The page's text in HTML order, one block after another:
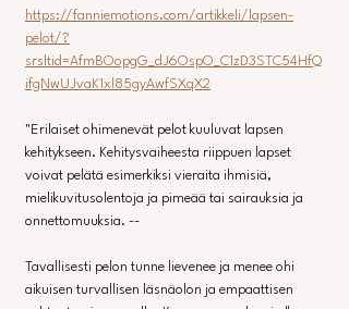
https://fanniemotions.com/artikkeli/lapsen-
pelot/?
srsltid=AfmBOopgG_dJ6OspO_C1zD3STC54HfQ
ifgNwUJvaK1xl85gyAwfSXqX2
"Erilaiset ohimenevät pelot kuuluvat lapsen
kehitykseen. Kehitysvaiheesta riippuen lapset
voivat pelätä esimerkiksi vieraita ihmisiä,
mielikuvitusolentoja ja pimeää tai sairauksia ja
onnettomuuksia. --
Tavallisesti pelon tunne lievenee ja menee ohi
aikuisen turvallisen läsnäolon ja empaattisen